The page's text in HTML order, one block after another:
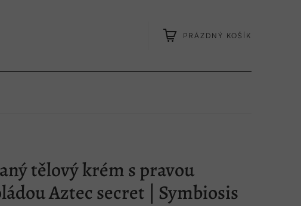
PRÁZDNÝ KOŠÍK
tělový krém s pravou
Aztec secret | Symbiosis